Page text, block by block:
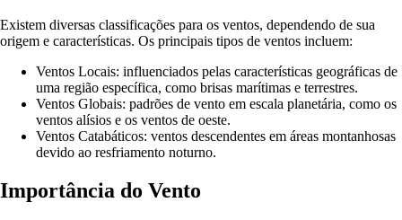
Existem diversas classificações para os ventos, dependendo de sua
origem e características. Os principais tipos de ventos incluem:
Ventos Locais: influenciados pelas características geográficas de
uma região específica, como brisas marítimas e terrestres.
Ventos Globais: padrões de vento em escala planetária, como os
ventos alísios e os ventos de oeste.
Ventos Catabáticos: ventos descendentes em áreas montanhosas
devido ao resfriamento noturno.
Importância do Vento